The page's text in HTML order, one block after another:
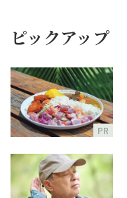
ピックアップ
PR